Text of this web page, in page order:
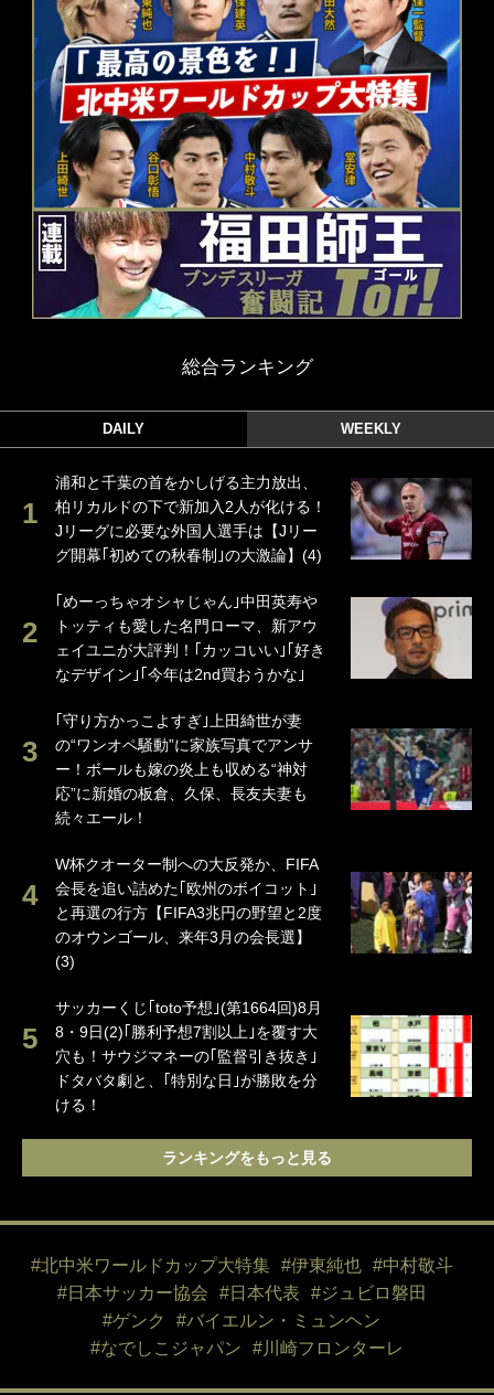
総合ランキング
DAILY WEEKLY
浦和と千葉の首をかしげる主力放出、
柏リカルドの下で新加入2人が化ける！
Jリーグに必要な外国人選手は【Jリー
グ開幕｢初めての秋春制｣の大激論】(4)
｢めーっちゃオシャじゃん｣中田英寿や
トッティも愛した名門ローマ、新アウ
ェイユニが大評判！｢カッコいい｣｢好き
なデザイン｣｢今年は2nd買おうかな｣
｢守り方かっこよすぎ｣上田綺世が妻
の“ワンオペ騒動”に家族写真でアンサ
ー！ボールも嫁の炎上も収める“神対
応”に新婚の板倉、久保、長友夫妻も
続々エール！
W杯クオーター制への大反発か、FIFA
会長を追い詰めた｢欧州のボイコット｣
と再選の行方【FIFA3兆円の野望と2度
のオウンゴール、来年3月の会長選】
(3)
サッカーくじ｢toto予想｣(第1664回)8月
8・9日(2)｢勝利予想7割以上｣を覆す大
穴も！サウジマネーの｢監督引き抜き｣
ドタバタ劇と、｢特別な日｣が勝敗を分
ける！
ランキングをもっと見る
#北中米ワールドカップ大特集 #伊東純也
#中村敬斗
#日本サッカー協会
#日本代表
#ジュビロ磐田
#ゲンク
#バイエルン・ミュンヘン
#なでしこジャパン
#川崎フロンターレ